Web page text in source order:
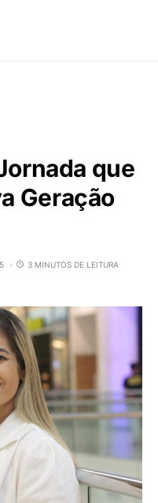
que
Geração
3 MINUTOS DE LEITURA